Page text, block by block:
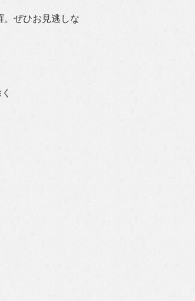
。ぜひお見逃しな